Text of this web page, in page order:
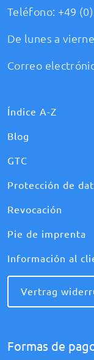
Teléfono: +49
De lunes a
Correo
Índice A-Z
Blog
GTC
Protección de
Revocación
Pie de imprenta
Información al
Vertrag
Formas de